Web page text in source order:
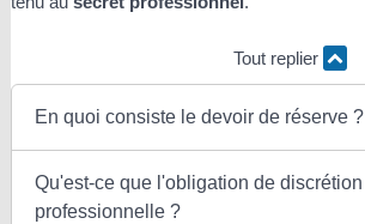
Tout replier
En quoi consiste le devoir de réserve ?
Qu'est-ce que l'obligation de discrétion
professionnelle ?